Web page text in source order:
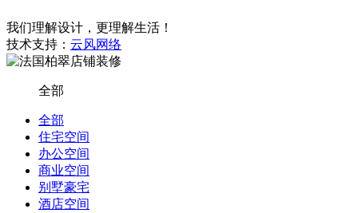
我们理解设计，更理解生活！
技术支持： 云风网络
全部
全部
住宅空间
办公空间
商业空间
别墅豪宅
酒店空间